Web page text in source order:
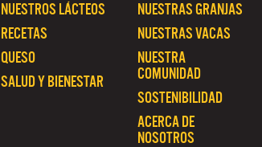
NUESTRAS GRANJAS
NUESTRAS VACAS
NUESTRA
COMUNIDAD
SOSTENIBILIDAD
ACERCA DE
NOSOTROS
NUESTROS LÁCTEOS
RECETAS
QUESO
SALUD Y BIENESTAR